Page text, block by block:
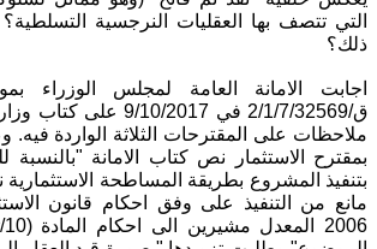
التي تتصف بها العقليات النرجسية
ذلك؟
اجابت الامانة العامة لمجلس الوزراء
ق/2/1/7/32569 في 9/10/2017
ملاحظات على المقترحات الثلاثة الواردة فيه.
بمقترح الاستثمار نص كتاب الامانة
بتنفيذ المشروع بطريقة المساطحة